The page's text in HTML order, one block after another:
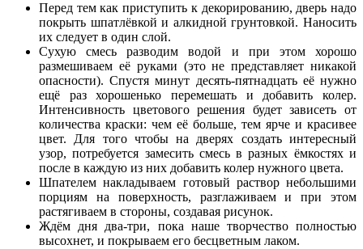
Перед тем как приступить к декорированию, дверь надо
покрыть шпатлёвкой и алкидной грунтовкой. Наносить
их следует в один слой.
Сухую смесь разводим водой и при этом хорошо
размешиваем её руками (это не представляет никакой
опасности). Спустя минут десять-пятнадцать её нужно
ещё раз хорошенько перемешать и добавить колер.
Интенсивность цветового решения будет зависеть от
количества краски: чем её больше, тем ярче и красивее
цвет. Для того чтобы на дверях создать интересный
узор, потребуется замесить смесь в разных ёмкостях и
после в каждую из них добавить колер нужного цвета.
Шпателем накладываем готовый раствор небольшими
порциям на поверхность, разглаживаем и при этом
растягиваем в стороны, создавая рисунок.
Ждём дня два-три, пока наше творчество полностью
высохнет, и покрываем его бесцветным лаком.